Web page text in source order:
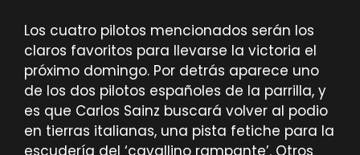
Los cuatro pilotos mencionados serán los
claros favoritos para llevarse la victoria el
próximo domingo. Por detrás aparece uno
de los dos pilotos españoles de la parrilla, y
es que Carlos Sainz buscará volver al podio
en tierras italianas, una pista fetiche para la
escudería del ‘cavallino rampante’. Otros